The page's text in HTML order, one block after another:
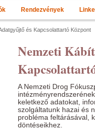
Rendezvények
és Kapcsolattartó Központ
Nemzeti
A Nemzeti Drog
keletkező adatokat,
szolgáltatunk hazai és
probléma feltárásával,
döntéseikhez.